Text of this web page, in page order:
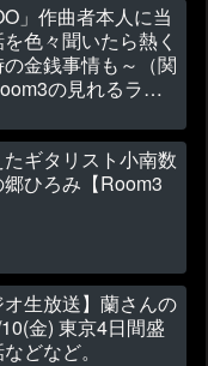
」作曲者本人に当
色々聞いたら熱く
金銭事情も～（関
の見れるラジ
ギタリスト小南数
ひろみ【Room3
オ生放送】蘭さんの
金) 東京4日間盛
どなど。